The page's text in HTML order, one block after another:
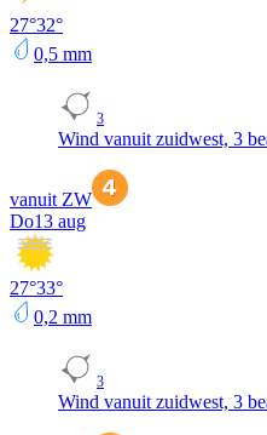
27°32°
0,5 mm
3
Wind vanuit zuidwest, 3
vanuit ZW
Do13 aug
27°33°
0,2 mm
3
Wind vanuit zuidwest, 3